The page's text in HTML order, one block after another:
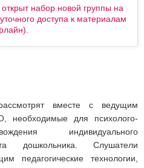
набор новой группы на
доступа к материалам
вместе с ведущим
необходимые для психолого-
индивидуального
дошкольника. Слушатели
педагогические технологии,